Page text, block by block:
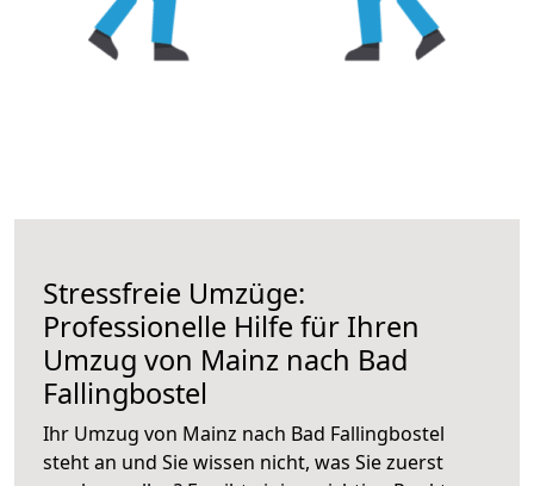
Stressfreie Umzüge:
Professionelle Hilfe für Ihren
Umzug von Mainz nach Bad
Fallingbostel
Ihr Umzug von Mainz nach Bad Fallingbostel
steht an und Sie wissen nicht, was Sie zuerst